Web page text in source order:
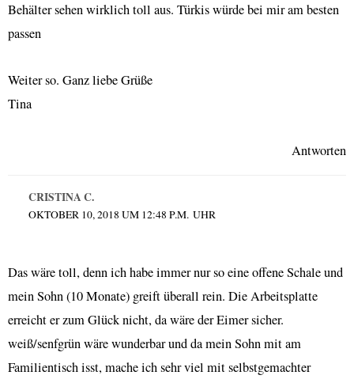
Behälter sehen wirklich toll aus. Türkis würde bei mir am besten
passen
Weiter so. Ganz liebe Grüße
Tina
Antworten
CRISTINA C.
OKTOBER 10, 2018 UM 12:48 P.M. UHR
Das wäre toll, denn ich habe immer nur so eine offene Schale und
mein Sohn (10 Monate) greift überall rein. Die Arbeitsplatte
erreicht er zum Glück nicht, da wäre der Eimer sicher.
weiß/senfgrün wäre wunderbar und da mein Sohn mit am
Familientisch isst, mache ich sehr viel mit selbstgemachter